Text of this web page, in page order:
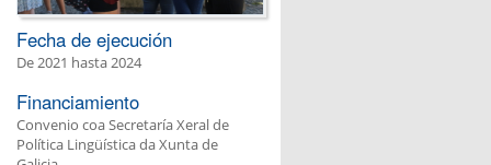
Fecha de ejecución
De2021 hasta2024
Financiamiento
Convenio coa Secretaría Xeral de
Política Lingüística da Xunta de